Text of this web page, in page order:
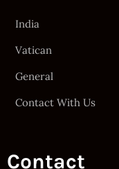
India
Vatican
General
Contact With Us
Contact